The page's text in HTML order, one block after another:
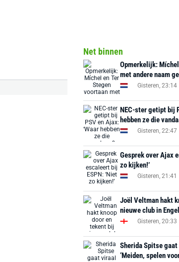
Net binnen
Opmerkelijk:
met andere naam
Gisteren, 23:14
NEC-ster getipt bij
hebben ze die
Gisteren, 22:47
Gesprek over Ajax
zo kijken!’
Gisteren, 21:41
Joël Veltman hakt
nieuwe club in
Gisteren, 20:33
Sherida Spitse
‘Meiden, spelen